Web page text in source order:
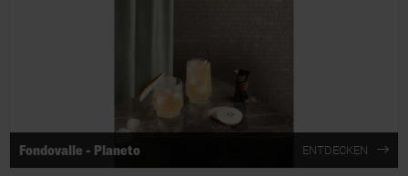
Fondovalle - Planeto ENTDECKEN